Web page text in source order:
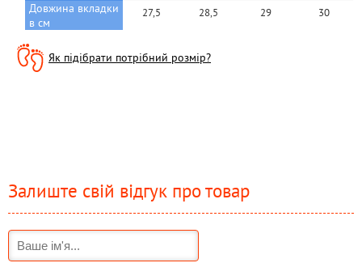
Довжина вкладки
в см
27,5 28,5 29 30
Як підібрати потрібний розмір?
Залиште свій відгук про товар